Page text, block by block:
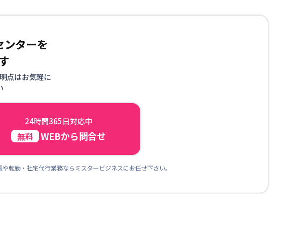
ンターを
点はお気軽に
24時間365日対応中
無料 WEBから問合せ
勤・社宅代行業務ならミスタービジネスにお任せ下さい。